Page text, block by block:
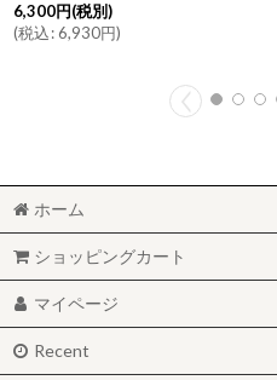
6,300円(税別)
(税込:6,930円)
ホーム
ショッピングカート
マイページ
Recent